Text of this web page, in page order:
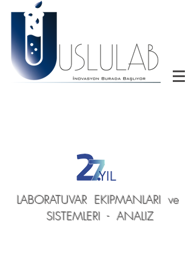
LABORATUVAR EKIPMANLARI ve
SISTEMLERI - ANALIZ